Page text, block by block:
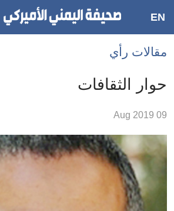
Accessibility
links
الرئيسي
الأقسام
الرئيسية
Search
EN
مقالات رأي
حوار الثقافات
09 Aug 2019